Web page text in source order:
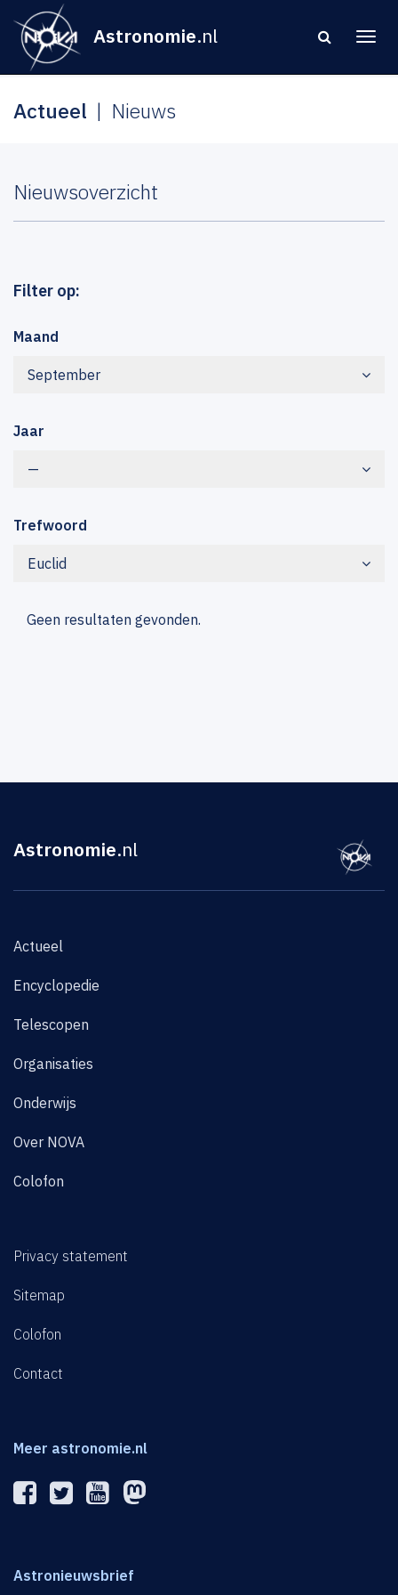
Astronomie.nl
Actueel Nieuws
Nieuwsoverzicht
Filter op:
Maand
September
Jaar
—
Trefwoord
Euclid
Geen resultaten gevonden.
Astronomie.nl
Actueel
Encyclopedie
Telescopen
Organisaties
Onderwijs
Over NOVA
Colofon
Privacy statement
Sitemap
Colofon
Contact
Meer astronomie.nl
Astronieuwsbrief